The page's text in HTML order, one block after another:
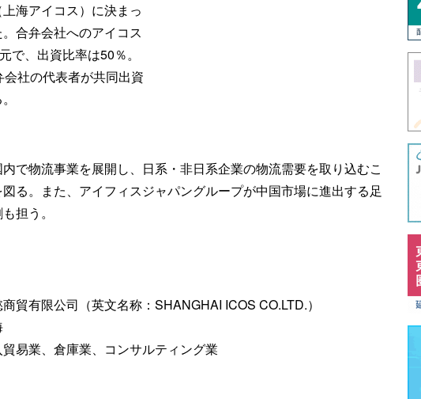
海アイコス）に決まっ
合弁会社へのアイコス
で、出資比率は50％。
社の代表者が共同出資
で物流事業を展開し、日系・非日系企業の物流需要を取り込むこ
る。また、アイフィスジャパングループが中国市場に進出する足
担う。
貿有限公司（英文名称：SHANGHAI ICOS CO.LTD.）
易業、倉庫業、コンサルティング業